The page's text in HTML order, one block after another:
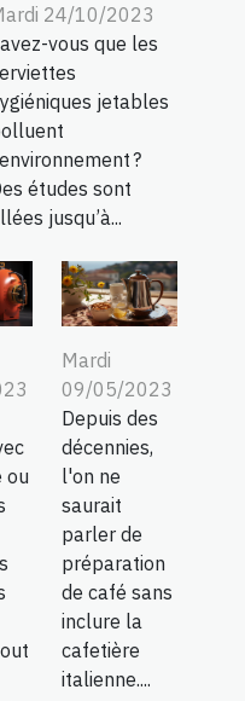
24/10/2023
vous que les
jetables
?
études sont
jusqu’à...
ou
Mardi
09/05/2023
Depuis des
décennies,
l'on ne
saurait
parler de
préparation
de café sans
inclure la
cafetière
italienne....